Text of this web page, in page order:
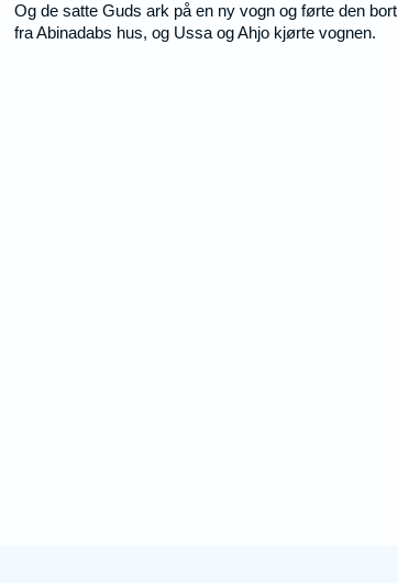
Og de satte Guds ark på en ny vogn og førte den bort
fra Abinadabs hus, og Ussa og Ahjo kjørte vognen.